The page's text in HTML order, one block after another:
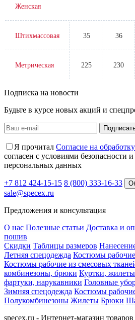
Женская
Штихмассовая 35 36
Метрическая 225 230
Подписка на новости
Будьте в курсе новых акций и
Я прочитал Согласие на
согласен с условиями безопасности
персональных данных
+7 812 424-15-15 8 (800) 333-16-33
sale@specex.ru
Предложения и консультация
О нас Полезные статьи Доставка и
пошив
Скидки Таблицы размеров
Летняя спецодежда Костюмы
Костюмы рабочие из смесовых
комбинезоны, брюки Куртки, жилеты
фартуки, нарукавники Головные
Зимняя спецодежда Костюмы
Полукомбинезоны Жилеты Брюки
specex.ru - Интернет-магазин